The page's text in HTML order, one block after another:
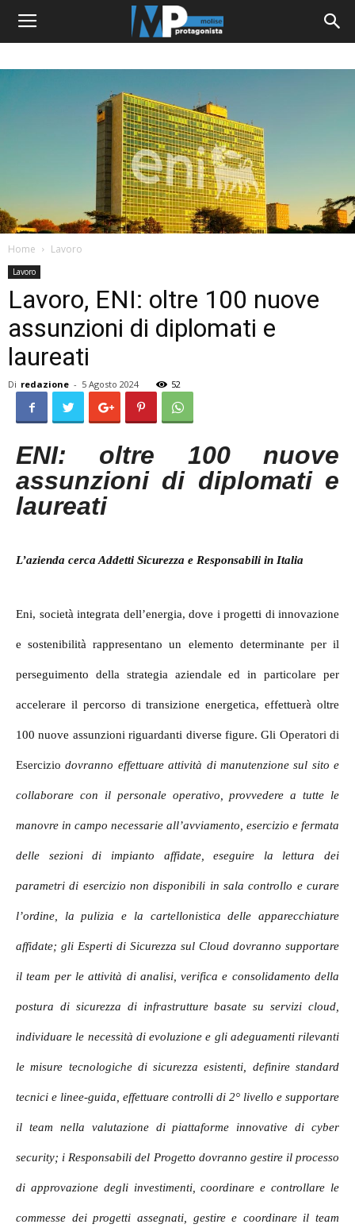
Home Lavoro
Lavoro
Lavoro, ENI: oltre 100 nuove
assunzioni di diplomati e
laureati
Di redazione - 5 Agosto 2024 52
ENI: oltre 100 nuove
assunzioni di diplomati e
laureati
L’azienda cerca Addetti Sicurezza e Responsabili in Italia
Eni, società integrata dell’energia, dove i progetti di innovazione
e sostenibilità rappresentano un elemento determinante per il
perseguimento della strategia aziendale ed in particolare per
accelerare il percorso di transizione energetica, effettuerà oltre
100 nuove assunzioni riguardanti diverse figure.Gli Operatori di
Esercizio dovranno effettuare attività di manutenzione sul sito e
collaborare con il personale operativo, provvedere a tutte le
manovre in campo necessarie all’avviamento, esercizio e fermata
delle sezioni di impianto affidate, eseguire la lettura dei
parametri di esercizio non disponibili in sala controllo e curare
l’ordine, la pulizia e la cartellonistica delle apparecchiature
affidate; gli Esperti di Sicurezza sul Cloud dovranno supportare
il team per le attività di analisi, verifica e consolidamento della
postura di sicurezza di infrastrutture basate su servizi cloud,
individuare le necessità di evoluzione e gli adeguamenti rilevanti
le misure tecnologiche di sicurezza esistenti, definire standard
tecnici e linee-guida, effettuare controlli di 2° livello e supportare
il team nella valutazione di piattaforme innovative di cyber
security; i Responsabili del Progetto dovranno gestire il processo
di approvazione degli investimenti, coordinare e controllare le
commesse dei progetti assegnati, gestire e coordinare il team